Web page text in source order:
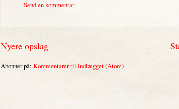
Send en kommentar
Nyere opslag
Abonner på: Kommentarer til indlægget (Atom)